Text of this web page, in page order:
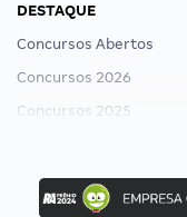
DESTAQUE
Concursos Abertos
Concursos 2026
Concursos 2025
Concurso Nacional
Concurso Ibama
Concurso MPU